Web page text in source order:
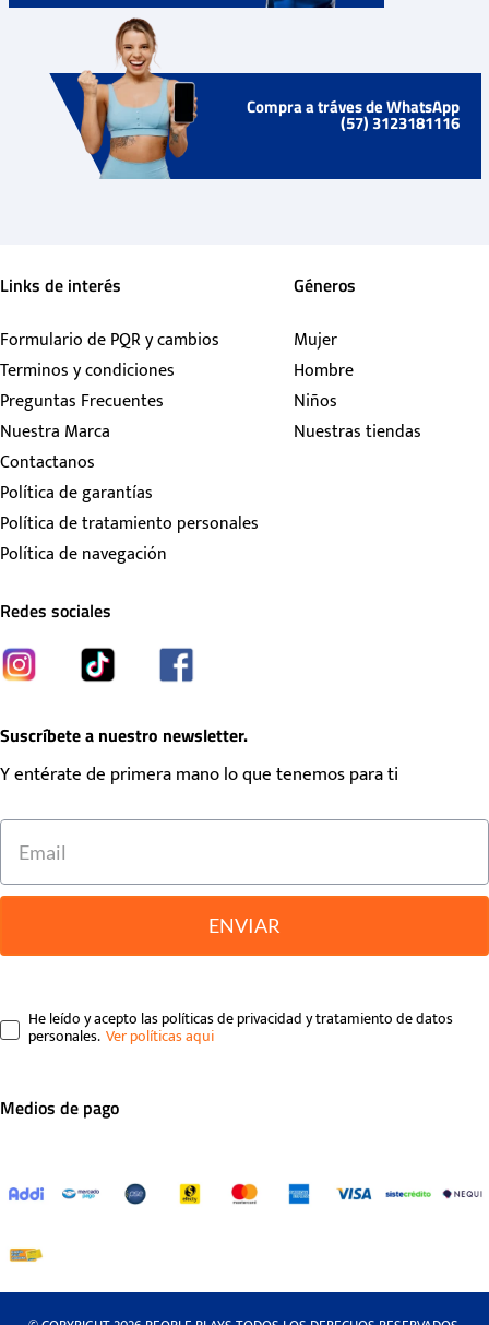
Compra a tráves de WhatsApp
(57) 3123181116
Links de interés
Formulario de PQR y cambios
Terminos y condiciones
Preguntas Frecuentes
Nuestra Marca
Contactanos
Política de garantías
Política de tratamiento personales
Política de navegación
Géneros
Mujer
Hombre
Niños
Nuestras tiendas
Redes sociales
Suscríbete a nuestro newsletter.
Y entérate de primera mano lo que tenemos para ti
ENVIAR
He leído y acepto las políticas de privacidad y tratamiento de datos
personales.
Medios de pago